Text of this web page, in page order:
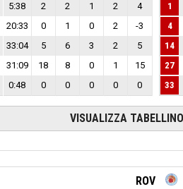
5:38 2 2 1 2
4
20:33 0 1 0 2
-3
33:04 5 6 3 2
5
31:09 18 8 0 1
15
0:48 0 0 0 0 0
1
4
14
27
33
VISUALIZZA
ROV